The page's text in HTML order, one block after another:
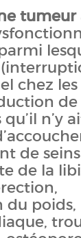
tumeur
chez les
n’y
de
de la
du poids,